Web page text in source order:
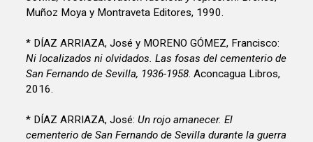
Muñoz Moya y Montraveta Editores, 1990.
* DÍAZ ARRIAZA, José y MORENO GÓMEZ, Francisco:
Ni localizados ni olvidados. Las fosas del cementerio de
San Fernando de Sevilla, 1936-1958 . Aconcagua Libros,
2016.
* DÍAZ ARRIAZA, José:Un rojo amanecer. El
cementerio de San Fernando de Sevilla durante la guerra